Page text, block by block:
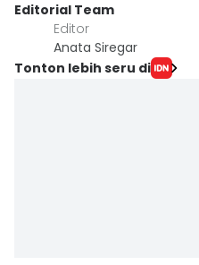
Editorial Team
Editor
Anata Siregar
Tonton lebih seru di